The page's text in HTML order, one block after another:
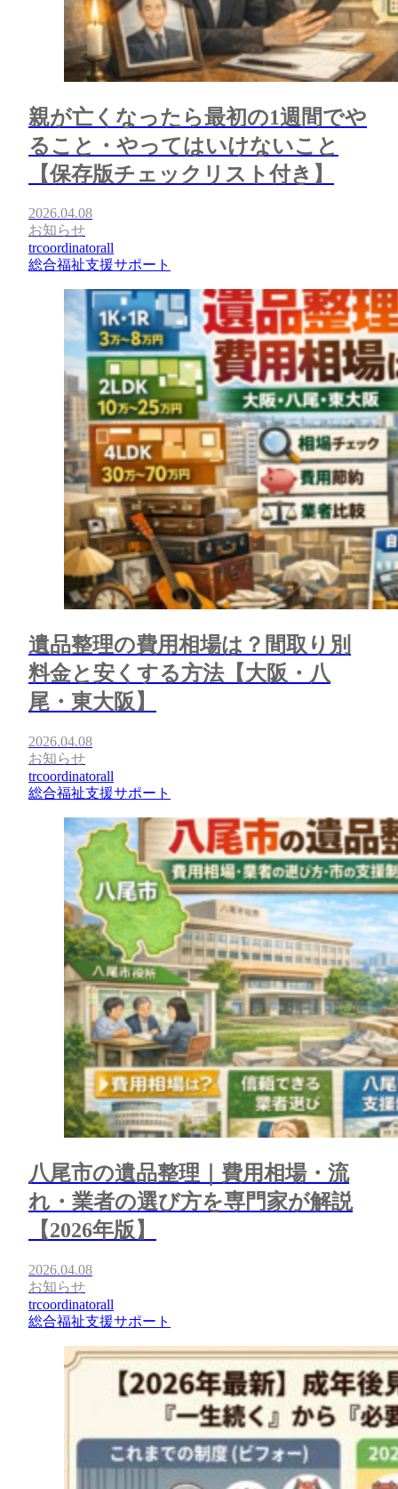
親が亡くなったら最初の1週間でや
ること・やってはいけないこと
【保存版チェックリスト付き】
2026.04.08
お知らせ
trcoordinatorall
総合福祉支援サポート
遺品整理の費用相場は？間取り別
料金と安くする方法【大阪・八
尾・東大阪】
2026.04.08
お知らせ
trcoordinatorall
総合福祉支援サポート
八尾市の遺品整理｜費用相場・流
れ・業者の選び方を専門家が解説
【2026年版】
2026.04.08
お知らせ
trcoordinatorall
総合福祉支援サポート